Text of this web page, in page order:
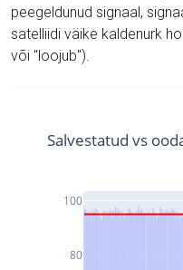
peegeldunud signaal,
satelliidi väike kaldenurk
või "loojub").
80
100
Salvestatud vs